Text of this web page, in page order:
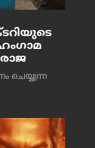
ചെയ്യുന്ന